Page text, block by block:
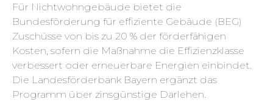
Für Nichtwohngebäude bietet die
Bundesförderung für effiziente Gebäude (BEG)
Zuschüsse von bis zu 20 % der förderfähigen
Kosten, sofern die Maßnahme die Effizienzklasse
verbessert oder erneuerbare Energien einbindet.
Die Landesförderbank Bayern ergänzt das
Programm über zinsgünstige Darlehen.